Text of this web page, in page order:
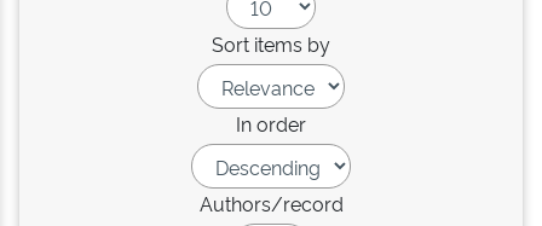
Sort items by
In order
Authors/record